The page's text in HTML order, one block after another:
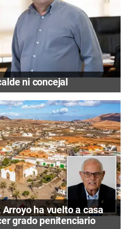
ni concejal
ha vuelto a casa
grado penitenciario